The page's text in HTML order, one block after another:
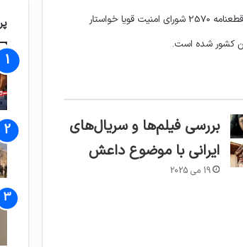
در ماه فوریه، شورای امنیت نامه به دبیر کل ارسال و خواستار استقرار تیمی باتجربه شده بود. قطعنامه 2570 شورای امنیت قویا خواستار
کشور شده است.
بررسی فیلم‌ها و سریال‌های
ایرانی با موضوع داعش
19 می 2025
یمن – 2022- رنج عظیم بشردوستانه
معامله ی مرگ با تسلیحات صهیونیستی